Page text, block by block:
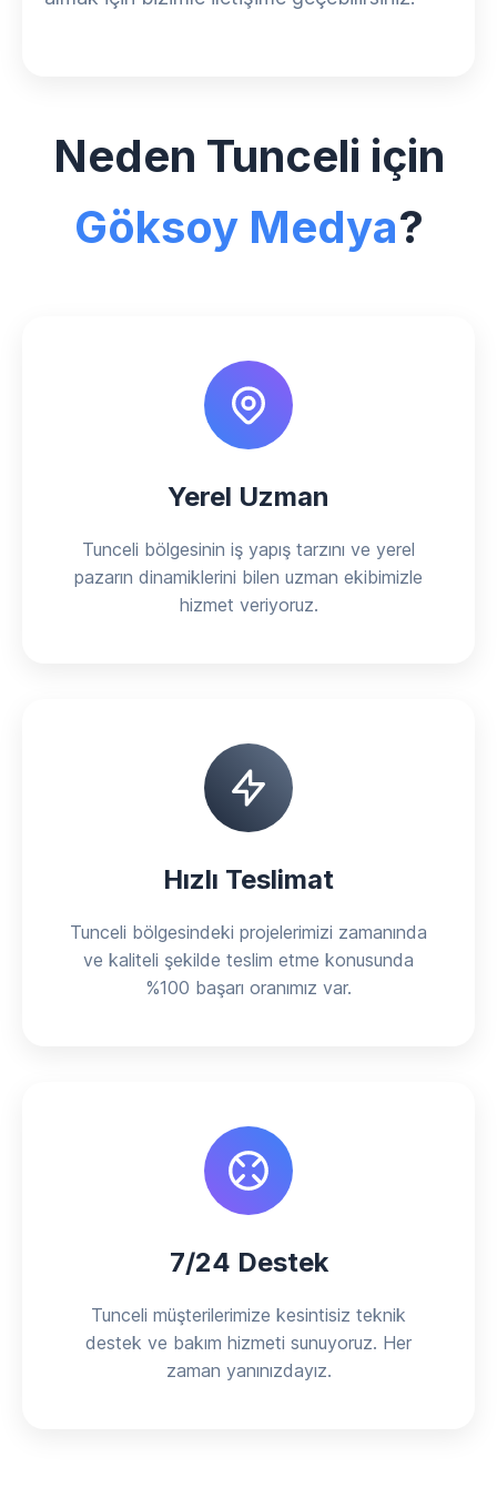
Neden Tunceli için
Göksoy Medya?
Yerel Uzman
Tunceli bölgesinin iş yapış tarzını ve yerel
pazarın dinamiklerini bilen uzman ekibimizle
hizmet veriyoruz.
Hızlı Teslimat
Tunceli bölgesindeki projelerimizi zamanında
ve kaliteli şekilde teslim etme konusunda
%100 başarı oranımız var.
7/24 Destek
Tunceli müşterilerimize kesintisiz teknik
destek ve bakım hizmeti sunuyoruz. Her
zaman yanınızdayız.